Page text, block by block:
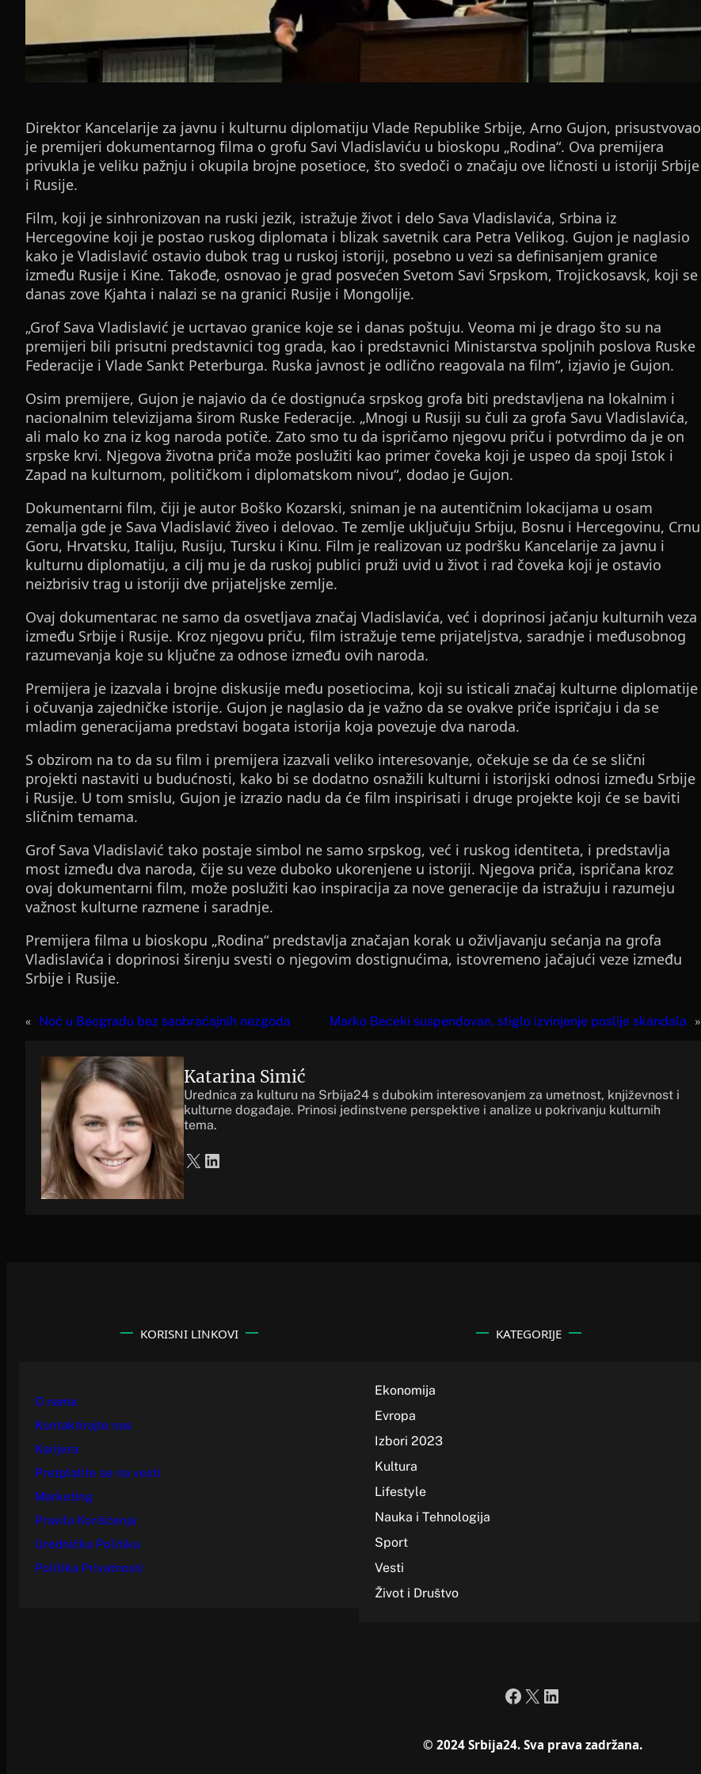
Direktor Kancelarije za javnu i kulturnu diplomatiju Vlade Republike Srbije, Arno Gujon, prisustvovao
je premijeri dokumentarnog filma o grofu Savi Vladislaviću u bioskopu „Rodina“. Ova premijera
privukla je veliku pažnju i okupila brojne posetioce, što svedoči o značaju ove ličnosti u istoriji Srbije
i Rusije.
Film, koji je sinhronizovan na ruski jezik, istražuje život i delo Sava Vladislavića, Srbina iz
Hercegovine koji je postao ruskog diplomata i blizak savetnik cara Petra Velikog. Gujon je naglasio
kako je Vladislavić ostavio dubok trag u ruskoj istoriji, posebno u vezi sa definisanjem granice
između Rusije i Kine. Takođe, osnovao je grad posvećen Svetom Savi Srpskom, Trojickosavsk, koji se
danas zove Kjahta i nalazi se na granici Rusije i Mongolije.
„Grof Sava Vladislavić je ucrtavao granice koje se i danas poštuju. Veoma mi je drago što su na
premijeri bili prisutni predstavnici tog grada, kao i predstavnici Ministarstva spoljnih poslova Ruske
Federacije i Vlade Sankt Peterburga. Ruska javnost je odlično reagovala na film“, izjavio je Gujon.
Osim premijere, Gujon je najavio da će dostignuća srpskog grofa biti predstavljena na lokalnim i
nacionalnim televizijama širom Ruske Federacije. „Mnogi u Rusiji su čuli za grofa Savu Vladislavića,
ali malo ko zna iz kog naroda potiče. Zato smo tu da ispričamo njegovu priču i potvrdimo da je on
srpske krvi. Njegova životna priča može poslužiti kao primer čoveka koji je uspeo da spoji Istok i
Zapad na kulturnom, političkom i diplomatskom nivou“, dodao je Gujon.
Dokumentarni film, čiji je autor Boško Kozarski, sniman je na autentičnim lokacijama u osam
zemalja gde je Sava Vladislavić živeo i delovao. Te zemlje uključuju Srbiju, Bosnu i Hercegovinu, Crnu
Goru, Hrvatsku, Italiju, Rusiju, Tursku i Kinu. Film je realizovan uz podršku Kancelarije za javnu i
kulturnu diplomatiju, a cilj mu je da ruskoj publici pruži uvid u život i rad čoveka koji je ostavio
neizbrisiv trag u istoriji dve prijateljske zemlje.
Ovaj dokumentarac ne samo da osvetljava značaj Vladislavića, već i doprinosi jačanju kulturnih veza
između Srbije i Rusije. Kroz njegovu priču, film istražuje teme prijateljstva, saradnje i međusobnog
razumevanja koje su ključne za odnose između ovih naroda.
Premijera je izazvala i brojne diskusije među posetiocima, koji su isticali značaj kulturne diplomatije
i očuvanja zajedničke istorije. Gujon je naglasio da je važno da se ovakve priče ispričaju i da se
mladim generacijama predstavi bogata istorija koja povezuje dva naroda.
S obzirom na to da su film i premijera izazvali veliko interesovanje, očekuje se da će se slični
projekti nastaviti u budućnosti, kako bi se dodatno osnažili kulturni i istorijski odnosi između Srbije
i Rusije. U tom smislu, Gujon je izrazio nadu da će film inspirisati i druge projekte koji će se baviti
sličnim temama.
Grof Sava Vladislavić tako postaje simbol ne samo srpskog, već i ruskog identiteta, i predstavlja
most između dva naroda, čije su veze duboko ukorenjene u istoriji. Njegova priča, ispričana kroz
ovaj dokumentarni film, može poslužiti kao inspiracija za nove generacije da istražuju i razumeju
važnost kulturne razmene i saradnje.
Premijera filma u bioskopu „Rodina“ predstavlja značajan korak u oživljavanju sećanja na grofa
Vladislavića i doprinosi širenju svesti o njegovim dostignućima, istovremeno jačajući veze između
Srbije i Rusije.
« Noć u Beogradu bez saobraćajnih nezgoda Marko Beceki suspendovan, stiglo izvinjenje poslije skandala »
Katarina Simić
Urednica za kulturu na Srbija24 s dubokim interesovanjem za umetnost, književnost i
kulturne događaje. Prinosi jedinstvene perspektive i analize u pokrivanju kulturnih
tema.
X LinkedIn
KORISNI LINKOVI
O nama
Kontaktirajte nas
Karijera
Pretplatite se na vesti
Marketing
Pravila Korišćenja
Urednička Politika
Politika Privatnosti
KATEGORIJE
Ekonomija
Evropa
Izbori 2023
Kultura
Lifestyle
Nauka i Tehnologija
Sport
Vesti
Život i Društvo
Facebook
X LinkedIn
© 2024 Srbija24. Sva prava zadržana.